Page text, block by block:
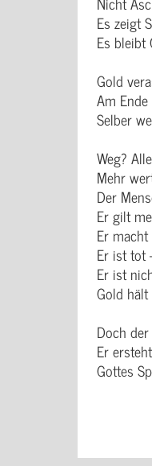
Es zeigt
Es bleibt
Gold
Am
Selber
Weg?
Mehr
Der
Er gilt
Er
Er ist tot
Er ist
Gold
Doch
Er